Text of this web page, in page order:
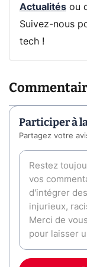
Actualitésou
Suivez-nous
tech !
Participer à
Partagez votre